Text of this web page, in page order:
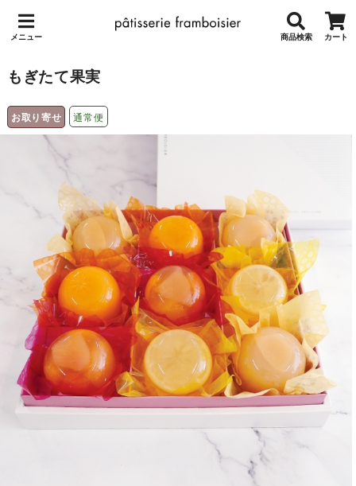
メニュー 商品検索 カート
もぎたて果実
お取り寄せ 通常便